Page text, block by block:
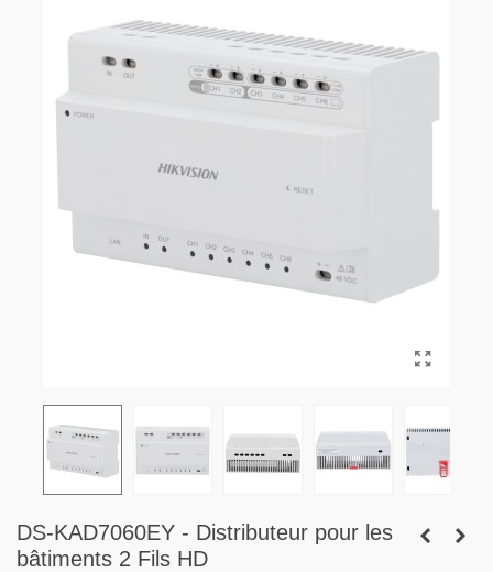
DS-KAD7060EY - Distributeur pour les
bâtiments 2 Fils HD